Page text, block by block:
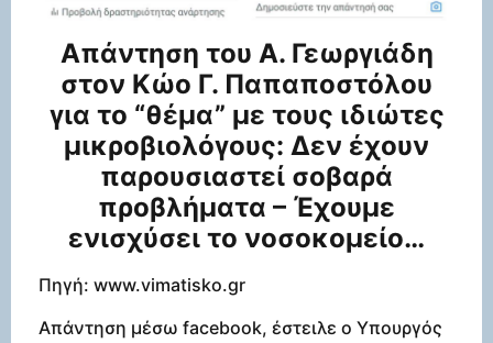
Απάντηση του Α. Γεωργιάδη
στον Κώο Γ. Παπαποστόλου
για το “θέμα” με τους ιδιώτες
μικροβιολόγους: Δεν έχουν
παρουσιαστεί σοβαρά
προβλήματα – Έχουμε
ενισχύσει το νοσοκομείο…
Πηγή: www.vimatisko.gr
Απάντηση μέσω facebook, έστειλε ο Υπουργός